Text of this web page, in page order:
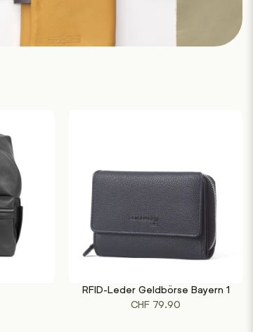
AUSFÜHRUNG WÄHLEN
Dieses
Produkt
RFID-Leder Geldbörse Bayern 1
CHF 79.90